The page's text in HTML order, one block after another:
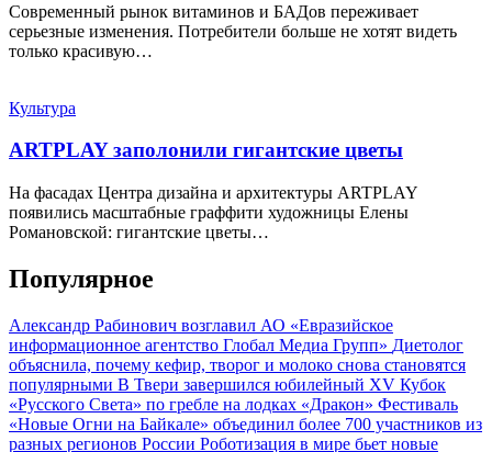
Современный рынок витаминов и БАДов переживает
серьезные изменения. Потребители больше не хотят видеть
только красивую…
Культура
ARTPLAY заполонили гигантские цветы
На фасадах Центра дизайна и архитектуры ARTPLAY
появились масштабные граффити художницы Елены
Романовской: гигантские цветы…
Популярное
Александр Рабинович возглавил АО «Евразийское
информационное агентство Глобал Медиа Групп» Диетолог
объяснила, почему кефир, творог и молоко снова становятся
популярными В Твери завершился юбилейный XV Кубок
«Русского Света» по гребле на лодках «Дракон» Фестиваль
«Новые Огни на Байкале» объединил более 700 участников из
разных регионов России Роботизация в мире бьет новые